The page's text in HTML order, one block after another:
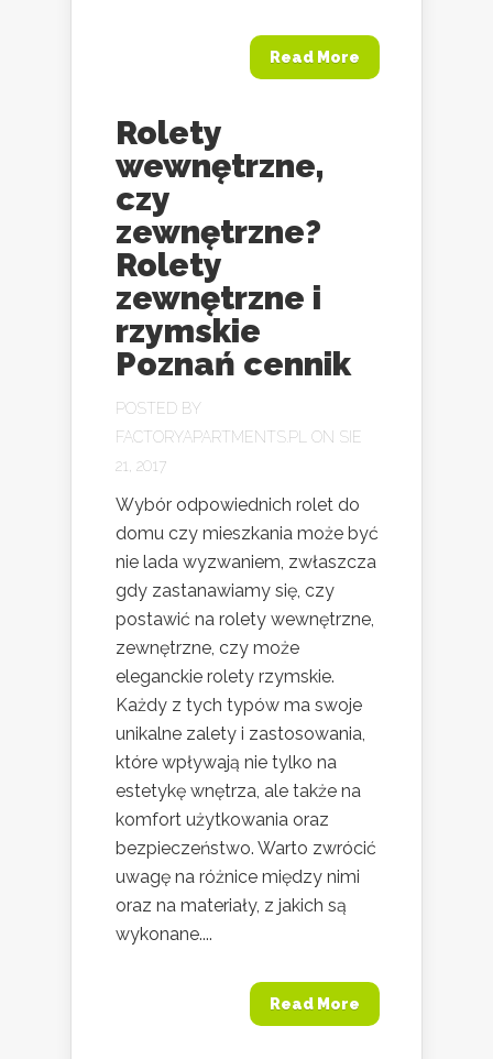
Read More
Rolety
wewnętrzne,
czy
zewnętrzne?
Rolety
zewnętrzne i
rzymskie
Poznań cennik
POSTED BY
FACTORYAPARTMENTS.PL ON SIE
21, 2017
Wybór odpowiednich rolet do
domu czy mieszkania może być
nie lada wyzwaniem, zwłaszcza
gdy zastanawiamy się, czy
postawić na rolety wewnętrzne,
zewnętrzne, czy może
eleganckie rolety rzymskie.
Każdy z tych typów ma swoje
unikalne zalety i zastosowania,
które wpływają nie tylko na
estetykę wnętrza, ale także na
komfort użytkowania oraz
bezpieczeństwo. Warto zwrócić
uwagę na różnice między nimi
oraz na materiały, z jakich są
wykonane....
Read More